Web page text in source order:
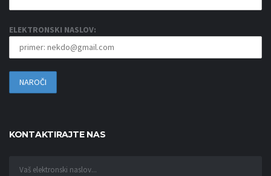
ELEKTRONSKI NASLOV:
KONTAKTIRAJTE NAS